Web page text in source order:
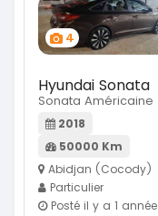
4
Hyundai Sonata
Sonata Américaine
2018
50000 Km
Abidjan (Cocody)
Particulier
Posté il y a 1 année